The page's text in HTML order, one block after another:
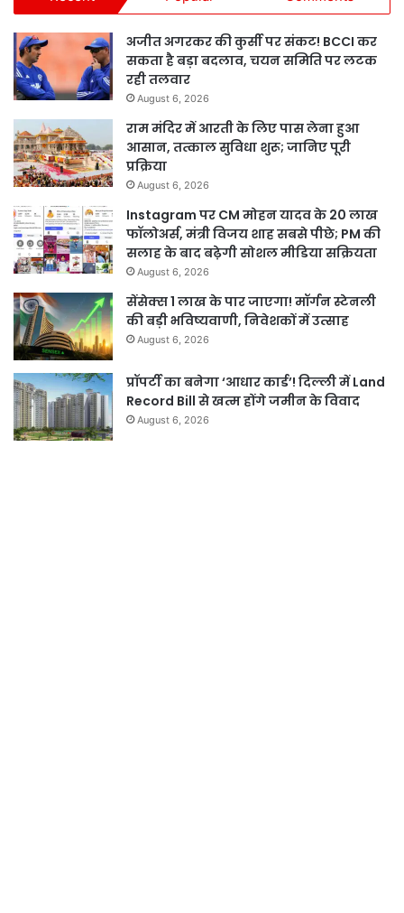
अजीत अगरकर की कुर्सी पर संकट! BCCI कर
सकता है बड़ा बदलाव, चयन समिति पर लटक
रही तलवार
August 6, 2026
राम मंदिर में आरती के लिए पास लेना हुआ
आसान, तत्काल सुविधा शुरू; जानिए पूरी
प्रक्रिया
August 6, 2026
Instagram पर CM मोहन यादव के 20 लाख
फॉलोअर्स, मंत्री विजय शाह सबसे पीछे; PM की
सलाह के बाद बढ़ेगी सोशल मीडिया सक्रियता
August 6, 2026
सेंसेक्स 1 लाख के पार जाएगा! मॉर्गन स्टेनली
की बड़ी भविष्यवाणी, निवेशकों में उत्साह
August 6, 2026
प्रॉपर्टी का बनेगा ‘आधार कार्ड’! दिल्ली में Land
Record Bill से खत्म होंगे जमीन के विवाद
August 6, 2026